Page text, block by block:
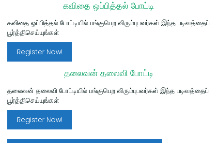
கவிதை ஒப்பித்தல் போட்டி
கவிதை ஒப்பித்தல் போட்டியில் பங்குபெற விரும்புபவர்கள் இந்த படிவத்தைப்
பூர்த்திசெய்யுங்கள்
Register Now!
தலைவன் தலைவி போட்டி
தலைவன் தலைவி போட்டியில் பங்குபெற விரும்புபவர்கள் இந்த படிவத்தைப்
பூர்த்திசெய்யுங்கள்
Register Now!